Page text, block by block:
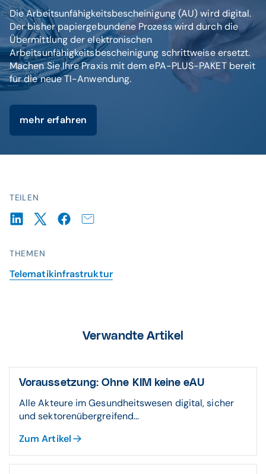
TEILEN
THEMEN
Telematikinfrastruktur
Die Arbeitsunfähigkeitsbescheinigung (AU) wird digital.
Der bisher papiergebundene Prozess wird durch die
Übermittlung der elektronischen
Arbeitsunfähigkeitsbescheinigung schrittweise ersetzt.
Machen Sie Ihre Praxis mit dem ePA-PLUS-PAKET bereit
für die neue TI-Anwendung.
mehr erfahren
Verwandte Artikel
Voraussetzung: Ohne KIM keine eAU
Alle Akteure im Gesundheitswesen digital, sicher
und sektorenübergreifend...
Zum Artikel